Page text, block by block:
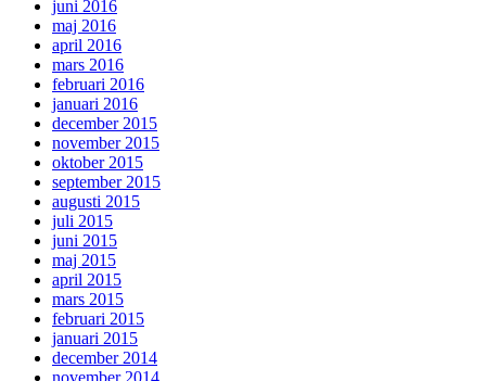
juni 2016
maj 2016
april 2016
mars 2016
februari 2016
januari 2016
december 2015
november 2015
oktober 2015
september 2015
augusti 2015
juli 2015
juni 2015
maj 2015
april 2015
mars 2015
februari 2015
januari 2015
december 2014